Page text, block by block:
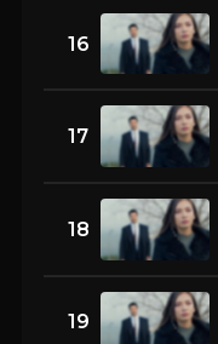
16
17
18
19